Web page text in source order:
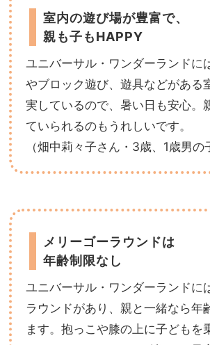
室内の遊び場が豊富で、
親も子もHAPPY
ユニバーサル・ワンダーランドに
やブロック遊び、遊具などがある
実しているので、暑い日も安心。
ていられるのもうれしいです。
（畑中莉々子さん・3歳、1歳男の
メリーゴーラウンドは
年齢制限なし
ユニバーサル・ワンダーランドに
ラウンドがあり、親と一緒なら年
ます。抱っこや膝の上に子どもを